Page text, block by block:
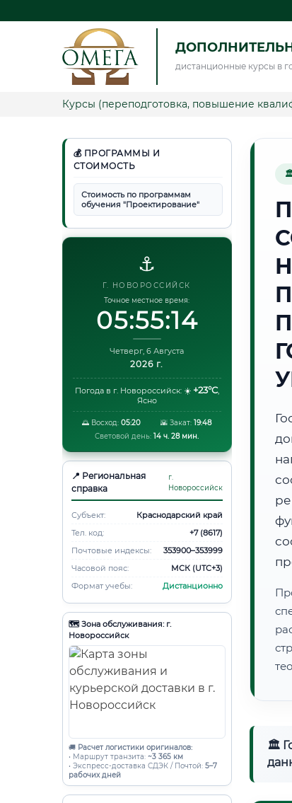
дистанционные курсы в
Курсы (переподготовка, повышение
💰 ПРОГРАММЫ И
СТОИМОСТЬ
Стоимость по программам
обучения "Проектирование"
⚓
Г. НОВОРОССИЙСК
Точное местное время:
05:55:15
Четверг, 6 Августа
2026 г.
Погода в г. Новороссийск: ☀️ +23°C,
Ясно
🌅 Восход:05:20 🌇 Закат: 19:48
Световой день: 14 ч. 28 мин.
📍 Региональная
справка
г.
Новороссийск
Субъект:
Краснодарский край
Тел. код:
+7 (8617)
Почтовые индексы:
353900–353999
Часовой пояс:
МСК (UTC+3)
Формат учебы:
Дистанционно
🗺️ Зона обслуживания: г.
Новороссийск
🚚 Расчет логистики оригиналов:
• Маршрут транзита: ~3 365 км
• Экспресс-доставка СДЭК / Почтой: 5–7
рабочих дней
🏛